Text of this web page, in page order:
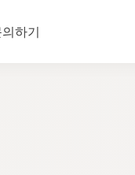
하기